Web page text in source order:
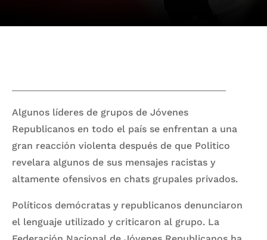
Algunos líderes de grupos de Jóvenes
Republicanos en todo el país se enfrentan a una
gran reacción violenta después de que Politico
revelara algunos de sus mensajes racistas y
altamente ofensivos en chats grupales privados.
Políticos demócratas y republicanos denunciaron
el lenguaje utilizado y criticaron al grupo. La